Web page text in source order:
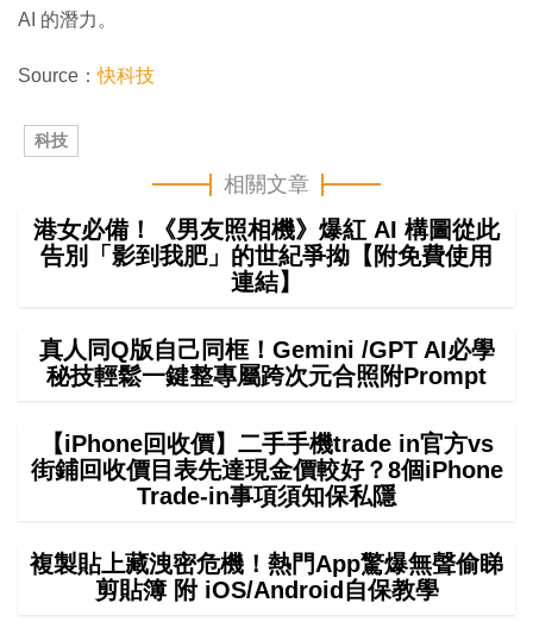
AI 的潛力。
Source：快科技
科技
相關文章
港女必備！《男友照相機》爆紅 AI 構圖從此
告別「影到我肥」的世紀爭拗【附免費使用
連結】
真人同Q版自己同框！Gemini /GPT AI必學
秘技輕鬆一鍵整專屬跨次元合照附Prompt
【iPhone回收價】二手手機trade in官方vs
街鋪回收價目表先達現金價較好？8個iPhone
Trade-in事項須知保私隱
複製貼上藏洩密危機！熱門App驚爆無聲偷睇
剪貼簿 附 iOS/Android自保教學